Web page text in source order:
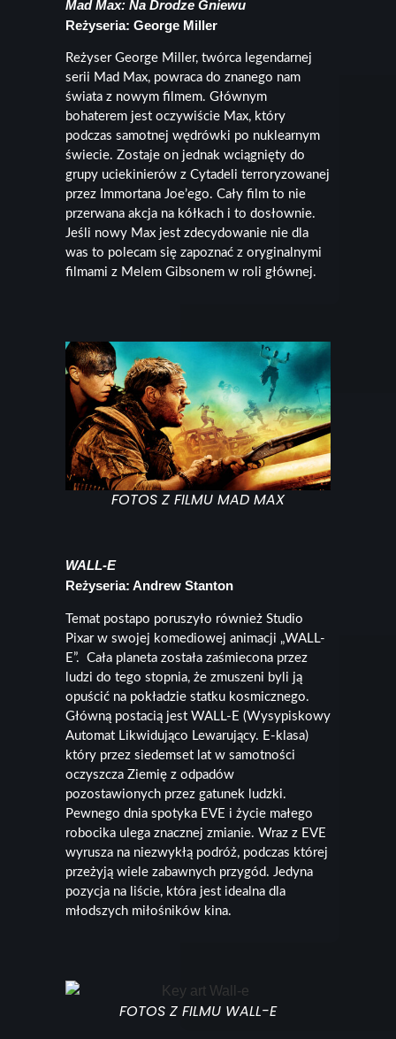
Mad Max: Na Drodze Gniewu
Reżyseria: George Miller
Reżyser George Miller, twórca legendarnej
serii Mad Max, powraca do znanego nam
świata z nowym filmem. Głównym
bohaterem jest oczywiście Max, który
podczas samotnej wędrówki po nuklearnym
świecie. Zostaje on jednak wciągnięty do
grupy uciekinierów z Cytadeli terroryzowanej
przez Immortana Joe’ego. Cały film to nie
przerwana akcja na kółkach i to dosłownie.
Jeśli nowy Max jest zdecydowanie nie dla
was to polecam się zapoznać z oryginalnymi
filmami z Melem Gibsonem w roli głównej.
FOTOS Z FILMU MAD MAX
WALL-E
Reżyseria: Andrew Stanton
Temat postapo poruszyło również Studio
Pixar w swojej komediowej animacji „WALL-
E”. Cała planeta została zaśmiecona przez
ludzi do tego stopnia, że zmuszeni byli ją
opuścić na pokładzie statku kosmicznego.
Główną postacią jest WALL-E (Wysypiskowy
Automat Likwidująco Lewarujący. E-klasa)
który przez siedemset lat w samotności
oczyszcza Ziemię z odpadów
pozostawionych przez gatunek ludzki.
Pewnego dnia spotyka EVE i życie małego
robocika ulega znacznej zmianie. Wraz z EVE
wyrusza na niezwykłą podróż, podczas której
przeżyją wiele zabawnych przygód. Jedyna
pozycja na liście, która jest idealna dla
młodszych miłośników kina.
FOTOS Z FILMU WALL-E